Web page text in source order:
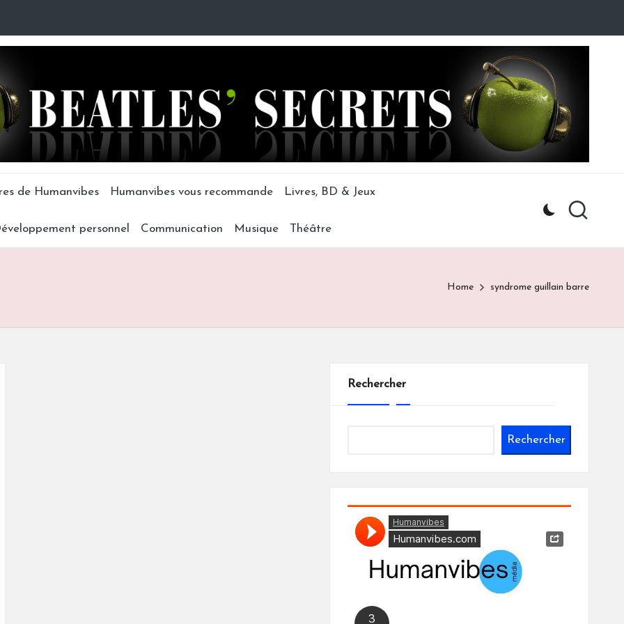
de Humanvibes Humanvibes vous recommande Livres, BD & Jeux
personnel Communication Musique Théâtre
Home syndrome guillain barre
Rechercher
Rechercher